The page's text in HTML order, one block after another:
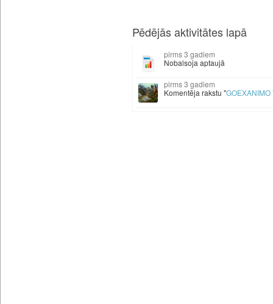
Pēdējās aktivitātes lapā
3 gadiem
Nobalsoja aptaujā
3 gadiem
Komentēja rakstu "